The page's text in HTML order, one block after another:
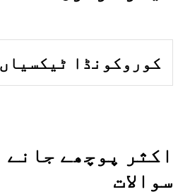
کوروکونڈا ٹیکسیاں
اکثر پوچھے جانے
سوالات